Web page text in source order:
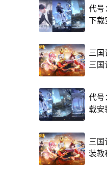
代号
下载
三国
三国
代号
载安
三国
装教